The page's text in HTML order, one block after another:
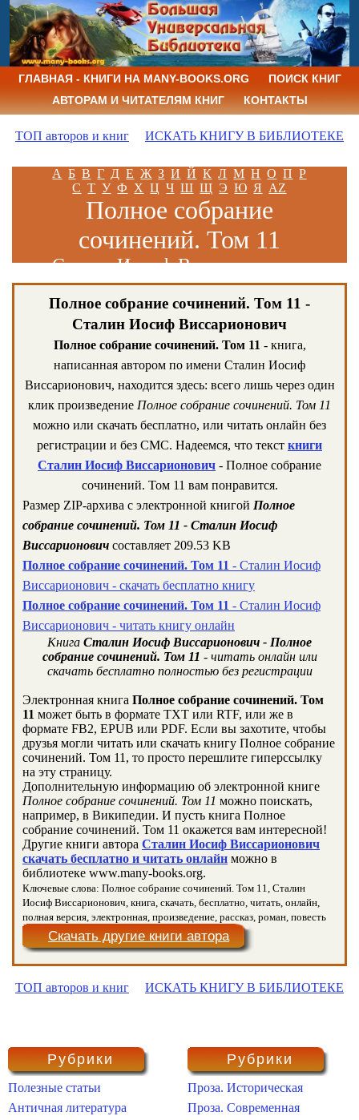
ГЛАВНАЯ - КНИГИ НА MANY-BOOKS.ORG
ПОИСК КНИГ
АВТОРАМ И ЧИТАТЕЛЯМ КНИГ
КОНТАКТЫ
ТОП авторов и книг ИСКАТЬ КНИГУ В БИБЛИОТЕКЕ
А Б В Г Д Е Ж З И Й К Л М Н О П Р
С Т У Ф Х Ц Ч Ш Щ Э Ю Я AZ
Полное собрание
сочинений. Том 11
Сталин Иосиф Виссарионович
Полное собрание сочинений. Том 11 -
Сталин Иосиф Виссарионович
Полное собрание сочинений. Том 11 - книга,
написанная автором по имени Сталин Иосиф
Виссарионович, находится здесь: всего лишь через один
клик произведение Полное собрание сочинений. Том 11
можно или скачать бесплатно, или читать онлайн без
регистрации и без СМС. Надеемся, что текст книги
Сталин Иосиф Виссарионович - Полное собрание
сочинений. Том 11 вам понравится.
Размер ZIP-архива c электронной книгой Полное
собрание сочинений. Том 11 - Сталин Иосиф
Виссарионович составляет 209.53 KB
Полное собрание сочинений. Том 11 - Сталин Иосиф
Виссарионович - скачать бесплатно книгу
Полное собрание сочинений. Том 11 - Сталин Иосиф
Виссарионович - читать книгу онлайн
Книга Сталин Иосиф Виссарионович - Полное
собрание сочинений. Том 11 - читать онлайн или
скачать бесплатно полностью без регистрации
Электронная книга Полное собрание сочинений. Том
11 может быть в формате TXT или RTF, или же в
формате FB2, EPUB или PDF. Если вы захотите, чтобы
друзья могли читать или скачать книгу Полное собрание
сочинений. Том 11, то просто перешлите гиперссылку
на эту страницу.
Дополнительную информацию об электронной книге
Полное собрание сочинений. Том 11 можно поискать,
например, в Википедии. И пусть книга Полное
собрание сочинений. Том 11 окажется вам интересной!
Другие книги автора Сталин Иосиф Виссарионович
скачать бесплатно и читать онлайн можно в
библиотеке www.many-books.org.
Ключевые слова: Полное собрание сочинений. Том 11, Сталин
Иосиф Виссарионович, книга, скачать, бесплатно, читать, онлайн,
полная версия, электронная, произведение, рассказ, роман, повесть
Скачать другие книги автора
ТОП авторов и книг ИСКАТЬ КНИГУ В БИБЛИОТЕКЕ
Рубрики
Полезные статьи
Античная литература
Рубрики
Проза. Историческая
Проза. Современная